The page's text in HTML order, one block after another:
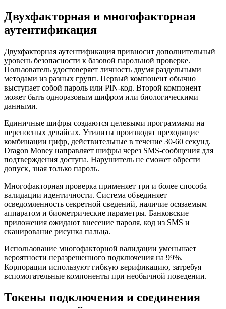
Двухфакторная и многофакторная
аутентификация
Двухфакторная аутентификация привносит дополнительный
уровень безопасности к базовой парольной проверке.
Пользователь удостоверяет личность двумя раздельными
методами из разных групп. Первый компонент обычно
выступает собой пароль или PIN-код. Второй компонент
может быть одноразовым шифром или биологическими
данными.
Единичные шифры создаются целевыми программами на
переносных девайсах. Утилиты производят преходящие
комбинации цифр, действительные в течение 30-60 секунд.
Dragon Money направляет шифры через SMS-сообщения для
подтверждения доступа. Нарушитель не сможет обрести
допуск, зная только пароль.
Многофакторная проверка применяет три и более способа
валидации идентичности. Система объединяет
осведомленность секретной сведений, наличие осязаемым
аппаратом и биометрические параметры. Банковские
приложения ожидают внесение пароля, код из SMS и
сканирование рисунка пальца.
Использование многофакторной валидации уменьшает
вероятности неразрешенного подключения на 99%.
Корпорации используют гибкую верификацию, затребуя
вспомогательные компоненты при необычной поведении.
Токены подключения и соединения